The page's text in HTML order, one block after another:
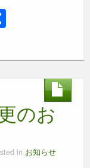
のお
in お知らせ